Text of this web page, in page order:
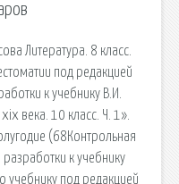
Литература. 8 класс.
под редакцией
к учебнику В.И.
века. 10 класс. Ч. 1».
(68Контрольная
к учебнику
под редакцией